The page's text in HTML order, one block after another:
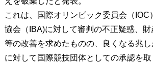
これは、国際オリンピック委員会（IOC
協会（IBA)に対して審判の不正疑惑、財
等の改善を求めたものの、良くなる兆
に対して国際競技団体としての承認を